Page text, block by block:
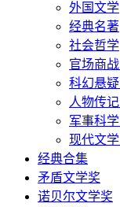
外国文学
经典名著
社会哲学
官场商
科幻悬
人物传
军事科
现代文
经典合集
矛盾文学奖
诺贝尔文学奖